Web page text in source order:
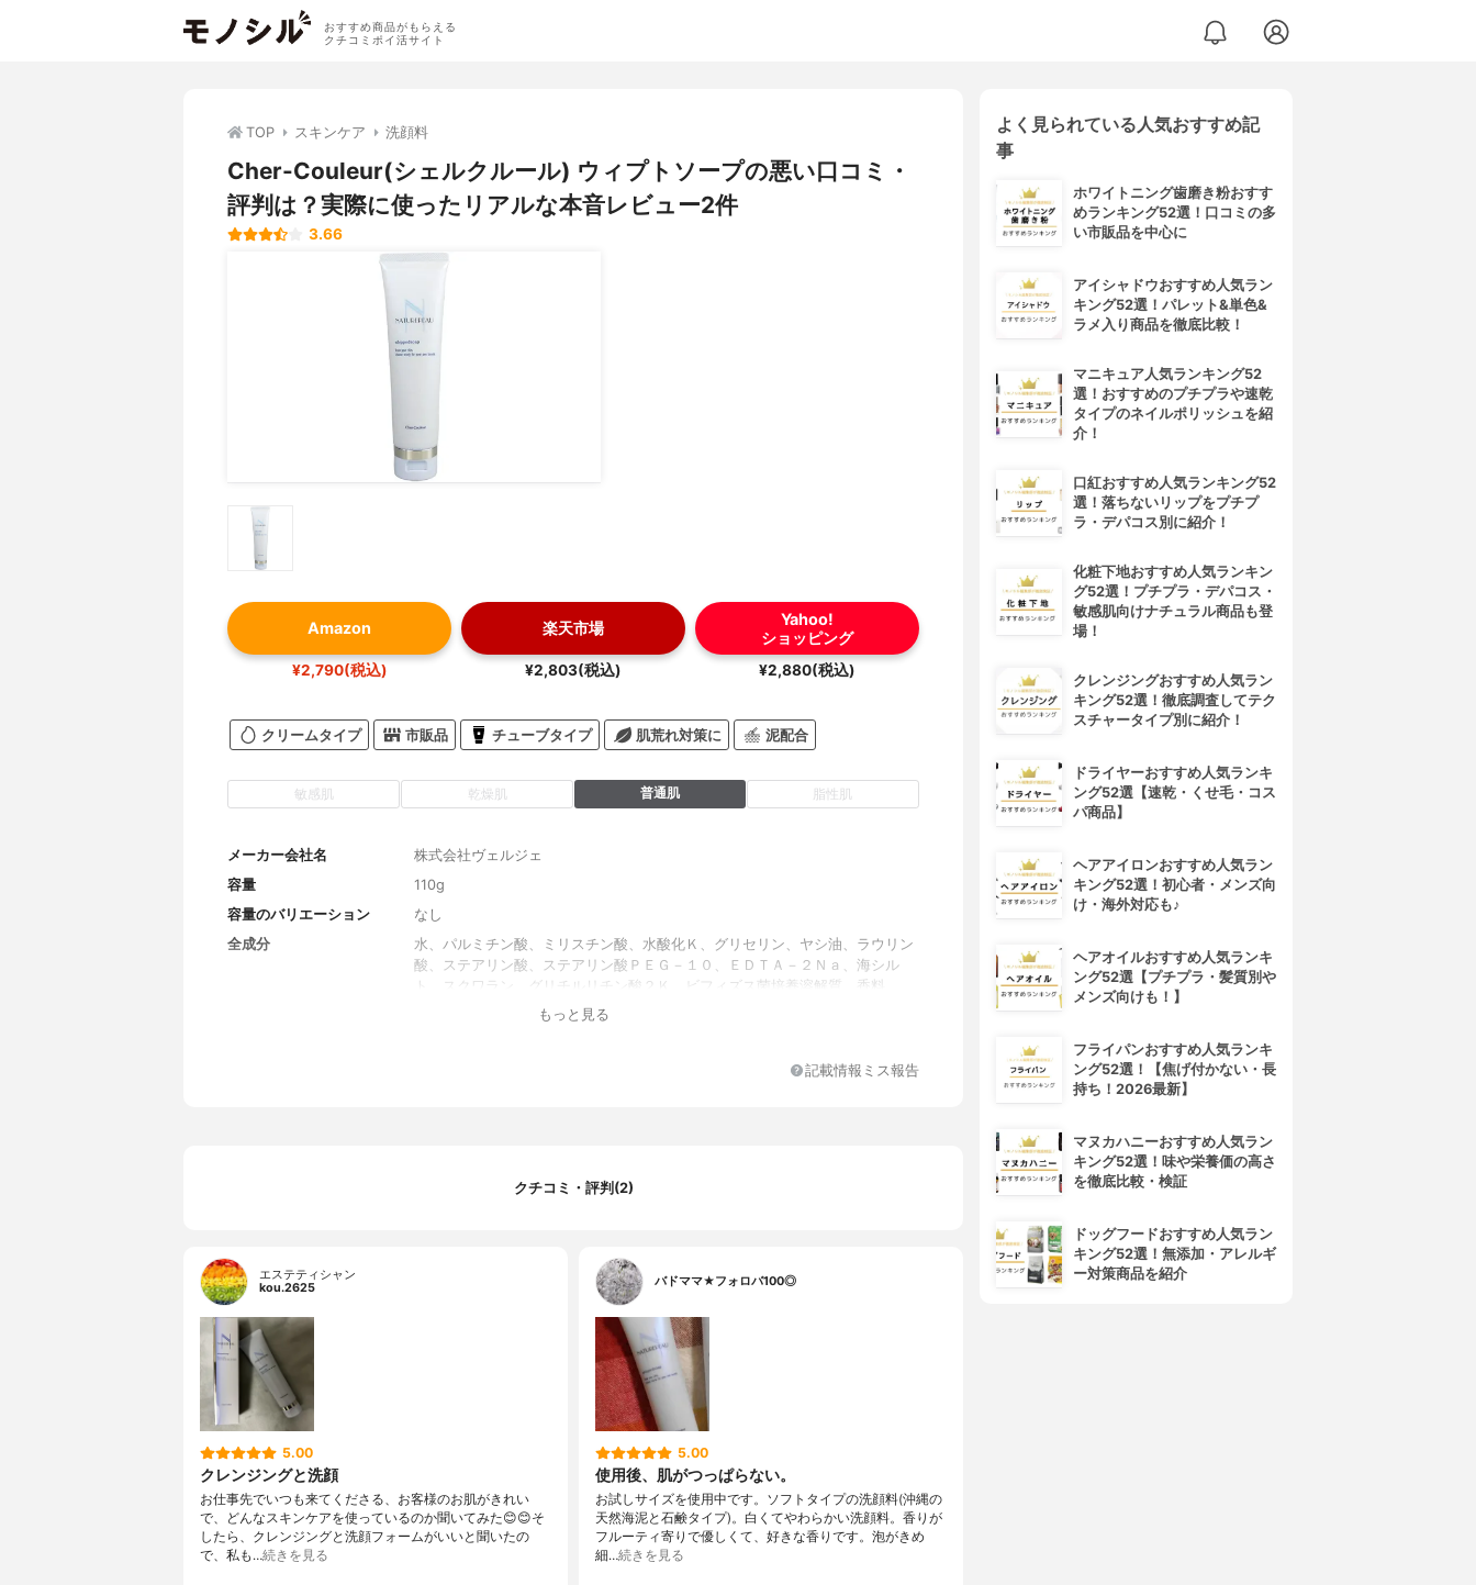
おすすめ商品がもらえる
クチコミポイ活サイト
TOP スキンケア 洗顔料
Cher-Couleur(シェルクルール) ウィプトソープの悪い口コミ・
評判は？実際に使ったリアルな本音レビュー2件
3.66
Amazon
¥2,790(税込)
楽天市場
¥2,803(税込)
Yahoo!
ショッピング
¥2,880(税込)
クリームタイプ 市販品 チューブタイプ 肌荒れ対策に 泥配合
敏感肌 乾燥肌 普通肌 脂性肌
メーカー会社名
株式会社ヴェルジェ
容量
110g
容量のバリエーション
なし
全成分
水、パルミチン酸、ミリスチン酸、水酸化Ｋ、グリセリン、ヤシ油、ラウリン
酸、ステアリン酸、ステアリン酸ＰＥＧ－１０、ＥＤＴＡ－２Ｎａ、海シル
ト、スクワラン、グリチルリチン酸２Ｋ、ビフィズス菌培養溶解質、香料
もっと見る
記載情報ミス報告
クチコミ・評判(2)
エステティシャン
kou.2625
5.00
クレンジングと洗顔
お仕事先でいつも来てくださる、お客様のお肌がきれい
で、どんなスキンケアを使っているのか聞いてみた😊😊そ
したら、クレンジングと洗顔フォームがいいと聞いたの
で、私も…続きを見る
バドママ★フォロバ100◎
5.00
使用後、肌がつっぱらない。
お試しサイズを使用中です。ソフトタイプの洗顔料(沖縄の
天然海泥と石鹸タイプ)。白くてやわらかい洗顔料。香りが
フルーティ寄りで優しくて、好きな香りです。泡がきめ
細…続きを見る
よく見られている人気おすすめ記
事
ホワイトニング歯磨き粉おすす
めランキング52選！口コミの多
い市販品を中心に
アイシャドウおすすめ人気ラン
キング52選！パレット&単色&
ラメ入り商品を徹底比較！
マニキュア人気ランキング52
選！おすすめのプチプラや速乾
タイプのネイルポリッシュを紹
介！
口紅おすすめ人気ランキング52
選！落ちないリップをプチプ
ラ・デパコス別に紹介！
化粧下地おすすめ人気ランキン
グ52選！プチプラ・デパコス・
敏感肌向けナチュラル商品も登
場！
クレンジングおすすめ人気ラン
キング52選！徹底調査してテク
スチャータイプ別に紹介！
ドライヤーおすすめ人気ランキ
ング52選【速乾・くせ毛・コス
パ商品】
ヘアアイロンおすすめ人気ラン
キング52選！初心者・メンズ向
け・海外対応も♪
ヘアオイルおすすめ人気ランキ
ング52選【プチプラ・髪質別や
メンズ向けも！】
フライパンおすすめ人気ランキ
ング52選！【焦げ付かない・長
持ち！2026最新】
マヌカハニーおすすめ人気ラン
キング52選！味や栄養価の高さ
を徹底比較・検証
ドッグフードおすすめ人気ラン
キング52選！無添加・アレルギ
ー対策商品を紹介